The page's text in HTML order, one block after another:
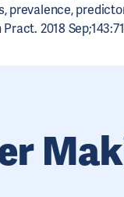
prevalence,
2018